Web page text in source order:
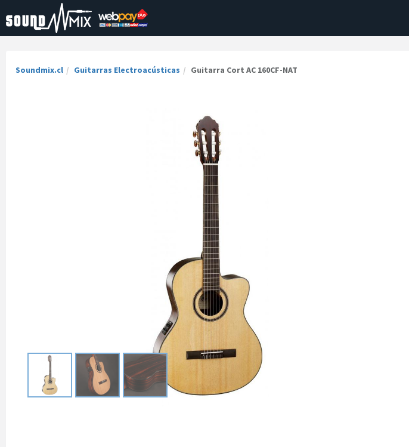
Soundmix.cl Guitarras Electroacústicas Guitarra Cort AC 160CF-NAT